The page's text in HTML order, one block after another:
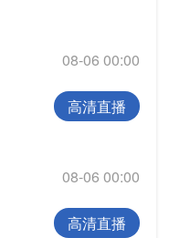
08-06 00:00
高清直播
08-06 00:00
高清直播